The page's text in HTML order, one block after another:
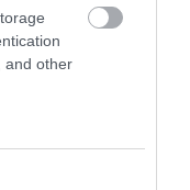
and other
erről
a